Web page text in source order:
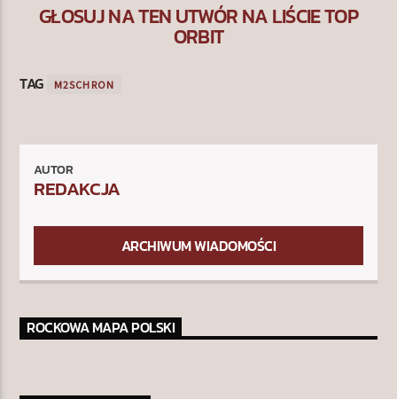
GŁOSUJ NA TEN UTWÓR NA LIŚCIE TOP
ORBIT
TAG M2SCHRON
AUTOR
REDAKCJA
ARCHIWUM WIADOMOŚCI
ROCKOWA MAPA POLSKI